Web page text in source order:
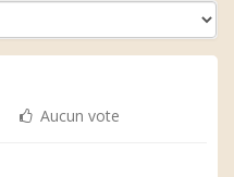
Aucun vote